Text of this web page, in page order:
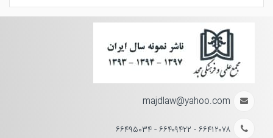
majdlaw@yahoo.com
۶۶۴۱۲۰۷۸ - ۶۶۴۰۹۴۲۲ - ۶۶۴۹۵۰۳۴